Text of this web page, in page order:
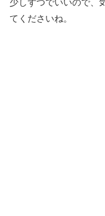
てくださいね。